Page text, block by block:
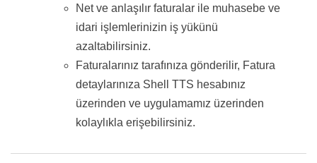
Net ve anlaşılır faturalar ile muhasebe ve
idari işlemlerinizin iş yükünü
azaltabilirsiniz.
Faturalarınız tarafınıza gönderilir, Fatura
detaylarınıza Shell TTS hesabınız
üzerinden ve uygulamamız üzerinden
kolaylıkla erişebilirsiniz.